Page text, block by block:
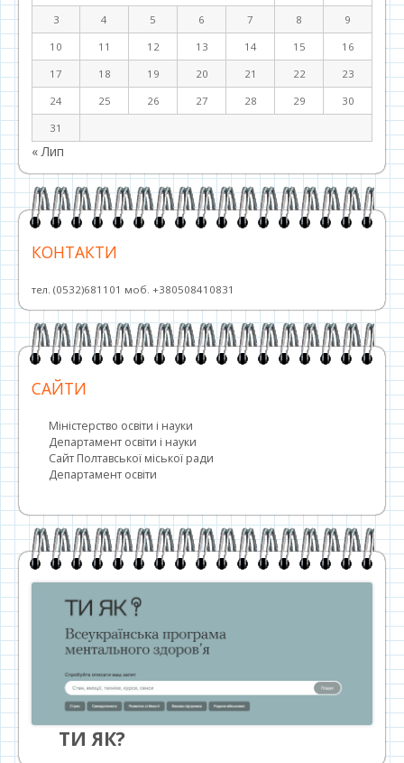
3
4 5 6 7 8
9
10
11 12 13 14 15
16
17
18 19 20 21 22
23
24
25 26 27 28 29
30
31
« Лип
КОНТАКТИ
тел. (0532)681101 моб. +380508410831
САЙТИ
Міністерство освіти і науки
Департамент освіти і науки
Сайт Полтавської міської ради
Департамент освіти
ТИ ЯК?